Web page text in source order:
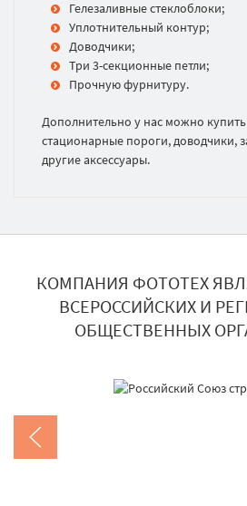
Гелезаливные стеклоблоки;
Уплотнительный контур;
Доводчики;
Три 3-секционные петли;
Прочную фурнитуру.
Дополнительно у нас можно
стационарные пороги, доводчики,
другие аксессуары.
КОМПАНИЯ ФОТОТЕХ
ВСЕРОССИЙСКИХ И
ОБЩЕСТВЕННЫХ